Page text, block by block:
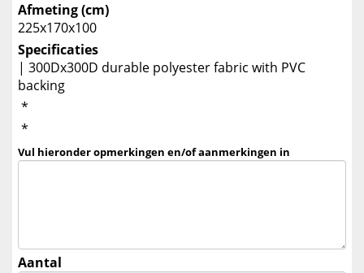
Afmeting (cm)
225x170x100
Specificaties
| 300Dx300D durable polyester fabric with PVC
backing
*
*
Vul hieronder opmerkingen en/of aanmerkingen in
Aantal